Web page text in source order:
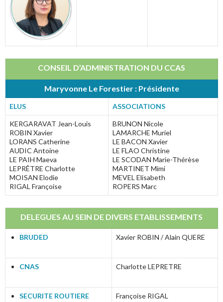
CONSEIL D’ADMINISTRATION DU CCAS
Maryvonne Le Forestier : Présidente
ELUS ASSOCIATIONS
KERGARAVAT Jean-Louis
ROBIN Xavier
LORANS Catherine
AUDIC Antoine
LE PAIH Maeva
LEPRÊTRE Charlotte
MOISAN Elodie
RIGAL Françoise
BRUNON Nicole
LAMARCHE Muriel
LE BACON Xavier
LE FLAO Christine
LE SCODAN Marie-Thérèse
MARTINET Mimi
MEVEL Elisabeth
ROPERS Marc
DELEGUES AU SEIN DE DIVERS ETABLISSEMENTS
BRUDED Xavier ROBIN / Alain QUERE
CNAS Charlotte LEPRETRE
SECURITE ROUTIERE Françoise RIGAL